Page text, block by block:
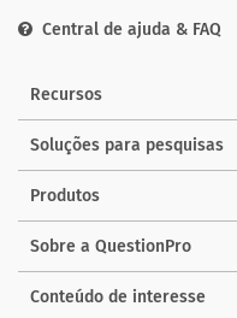
Central de ajuda & FAQ
Recursos
Soluções para pesquisas
Produtos
Sobre a QuestionPro
Conteúdo de interesse